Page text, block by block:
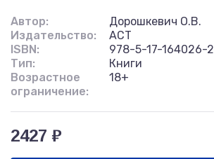
Автор:
Дорошкевич О.В.
Издательство:
АСТ
ISBN:
978-5-17-164026-2
Тип:
Книги
Возрастное
ограничение:
18+
2427 ₽